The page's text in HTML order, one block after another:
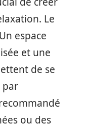
Le
espace
et une
de se
par
ou des